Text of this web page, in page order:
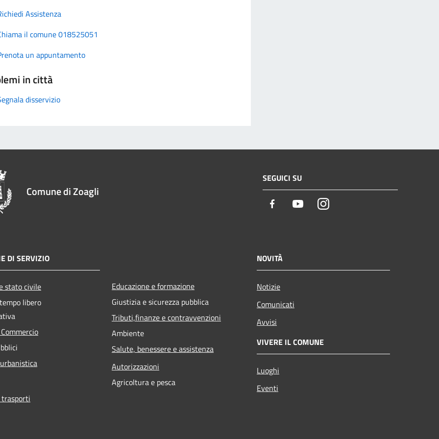
Assistenza
il comune 018525051
un appuntamento
in città
disservizio
Comune di Zoagli
SEGUICI SU
Facebook YoutubeInstagram
DI SERVIZIO
stato civile
libero
Educazione e formazione
Giustizia e sicurezza pubblica
Tributi,finanze e contravvenzioni
Ambiente
Salute, benessere e assistenza
Autorizzazioni
Agricoltura e pesca
NOVITÀ
Notizie
Comunicati
Avvisi
VIVERE IL COMUNE
Luoghi
Eventi